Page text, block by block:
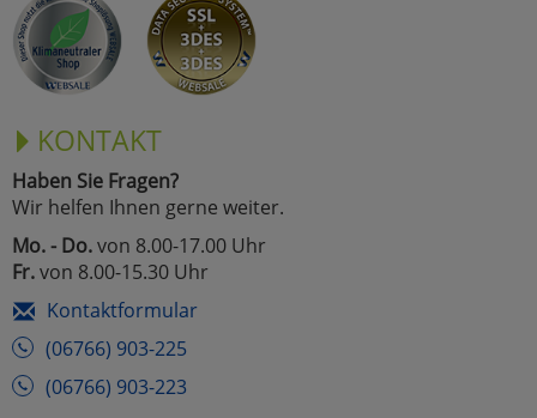
KONTAKT
Haben Sie Fragen?
Wir helfen Ihnen gerne weiter.
Mo. - Do.von 8.00-17.00 Uhr
Fr.von 8.00-15.30 Uhr
Kontaktformular
(06766) 903-225
(06766) 903-223